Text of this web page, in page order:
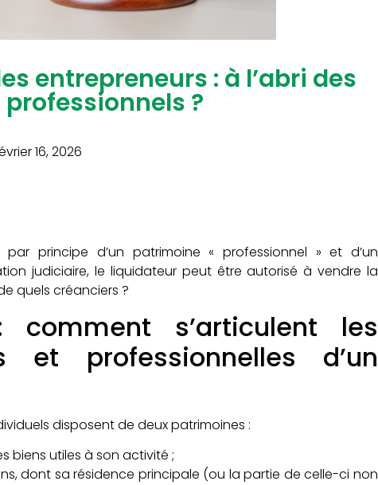
entrepreneurs : à l’abri des
?
16, 2026
par principe d’un patrimoine « professionnel » et d’un
judiciaire, le liquidateur peut être autorisé à vendre la
quels créanciers ?
comment s’articulent les
et professionnelles d’un
disposent de deux patrimoines :
biens utiles à son activité ;
dont sa résidence principale (ou la partie de celle-ci non